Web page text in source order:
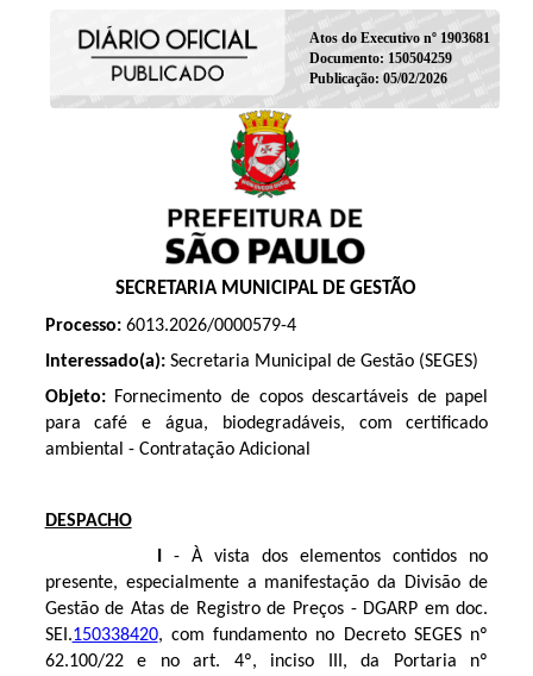
Atos do Executivo nº 1903681
Documento: 150504259
Publicação: 05/02/2026
SECRETARIA MUNICIPAL DE GESTÃO
Processo: 6013.2026/0000579-4
Interessado(a):Secretaria Municipal de Gestão (SEGES)
Objeto: Fornecimento de copos descartáveis de papel
para café e água, biodegradáveis, com certificado
ambiental - Contratação Adicional
DESPACHO
- À vista dos elementos contidos no
presente, especialmente a manifestação da Divisão de
Gestão de Atas de Registro de Preços - DGARP em doc.
SEI.150338420, com fundamento no Decreto SEGES nº
62.100/22 e no art. 4º, inciso III, da Portaria nº